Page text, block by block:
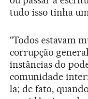
tudo isso tinha
“Todos estavam
corrupção
instâncias do
comunidade
la; de fato,